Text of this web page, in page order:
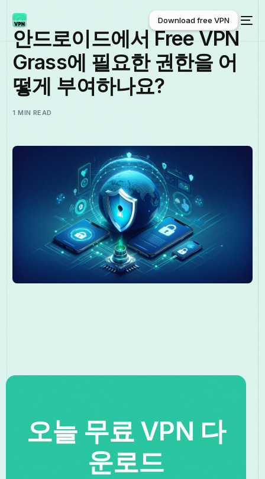
한국어
Download free VPN
Download free VPN
안드로이드에서 Free VPN
Grass에 필요한 권한을 어
떻게 부여하나요?
1 MIN READ
오늘 무료 VPN 다
운로드